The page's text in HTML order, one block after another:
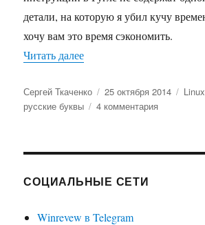
детали, на которую я убил кучу
хочу вам это время сэкономить.
Читать далее«Русские буквы в SSH и
Автор
Сергей Ткаченко Опубликовано
25 октября 2014 Linux
русские буквы
4 комментария
буквы
СОЦИАЛЬНЫЕ СЕТИ
Winrevew в Telegram